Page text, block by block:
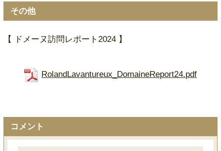
その他
【 ドメーヌ訪問レポート2024 】
RolandLavantureux_DomaineReport24.pdf
コメント